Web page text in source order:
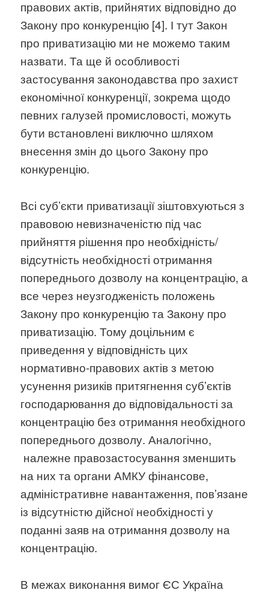
правових актів, прийнятих відповідно до
Закону про конкуренцію [4]. І тут Закон
про приватизацію ми не можемо таким
назвати. Та ще й особливості
застосування законодавства про захист
економічної конкуренції, зокрема щодо
певних галузей промисловості, можуть
бути встановлені виключно шляхом
внесення змін до цього Закону про
конкуренцію.
Всі суб’єкти приватизації зіштовхуються з
правовою невизначеністю під час
прийняття рішення про необхідність/
відсутність необхідності отримання
попереднього дозволу на концентрацію, а
все через неузгодженість положень
Закону про конкуренцію та Закону про
приватизацію. Тому доцільним є
приведення у відповідність цих
нормативно-правових актів з метою
усунення ризиків притягнення субʼєктів
господарювання до відповідальності за
концентрацію без отримання необхідного
попереднього дозволу. Аналогічно,
належне правозастосування зменшить
на них та органи АМКУ фінансове,
адміністративне навантаження, повʼязане
із відсутністю дійсної необхідності у
поданні заяв на отримання дозволу на
концентрацію.
В межах виконання вимог ЄС Україна